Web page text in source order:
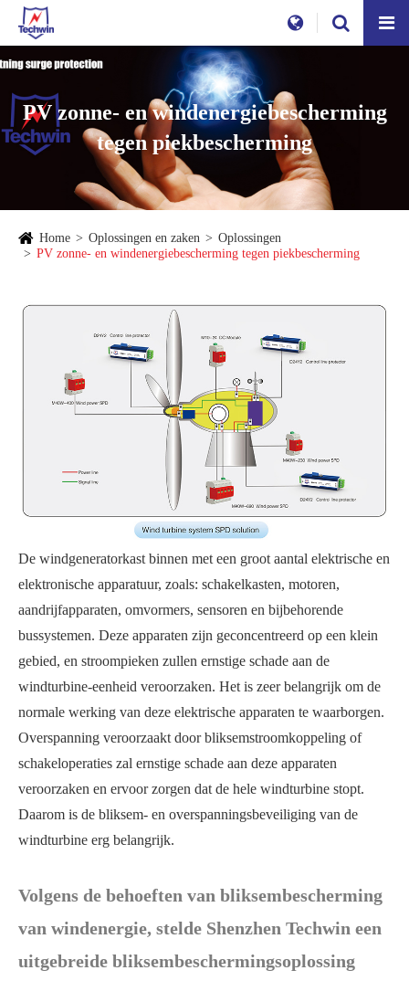
PV zonne- en windenergiebescherming
tegen piekbescherming
Home Oplossingen en zaken
Oplossingen
PV zonne- en windenergiebescherming tegen piekbescherming
De windgeneratorkast binnen met een groot aantal elektrische en
elektronische apparatuur, zoals: schakelkasten, motoren,
aandrijfapparaten, omvormers, sensoren en bijbehorende
bussystemen. Deze apparaten zijn geconcentreerd op een klein
gebied, en stroompieken zullen ernstige schade aan de
windturbine-eenheid veroorzaken. Het is zeer belangrijk om de
normale werking van deze elektrische apparaten te waarborgen.
Overspanning veroorzaakt door bliksemstroomkoppeling of
schakeloperaties zal ernstige schade aan deze apparaten
veroorzaken en ervoor zorgen dat de hele windturbine stopt.
Daarom is de bliksem- en overspanningsbeveiliging van de
windturbine erg belangrijk.
Volgens de behoeften van bliksembescherming
van windenergie, stelde Shenzhen Techwin een
uitgebreide bliksembeschermingsoplossing